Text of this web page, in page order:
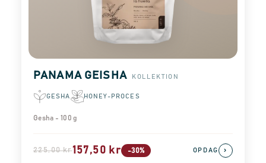
PANAMA GEISHA KOLLEKTION
GESHA HONEY-PROCES
Gesha - 100 g
225,00 kr157,50 kr -30% OPDAG ›